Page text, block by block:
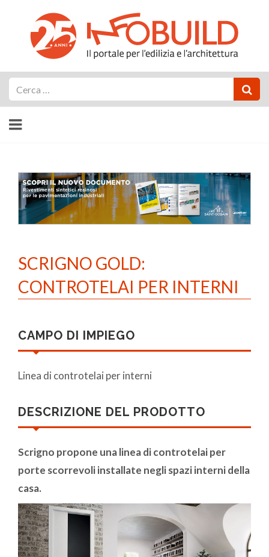
SCRIGNO GOLD:
CONTROTELAI PER INTERNI
CAMPO DI IMPIEGO
Linea di controtelai per interni
DESCRIZIONE DEL PRODOTTO
Scrigno propone una linea di controtelai per
porte scorrevoli installate negli spazi interni della
casa.